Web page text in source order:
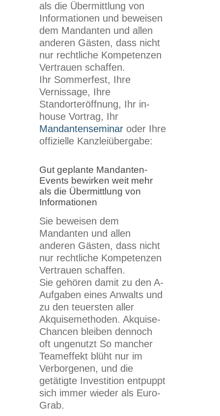
als die Übermittlung von
Informationen und beweisen
dem Mandanten und allen
anderen Gästen, dass nicht
nur rechtliche Kompetenzen
Vertrauen schaffen.
Ihr Sommerfest, Ihre
Vernissage, Ihre
Standorteröffnung, Ihr in-
house Vortrag, Ihr
Mandantenseminar oder Ihre
offizielle Kanzleiübergabe:
Gut geplante Mandanten-
Events bewirken weit mehr
als die Übermittlung von
Informationen
Sie beweisen dem
Mandanten und allen
anderen Gästen, dass nicht
nur rechtliche Kompetenzen
Vertrauen schaffen.
Sie gehören damit zu den A-
Aufgaben eines Anwalts und
zu den teuersten aller
Akquisemethoden. Akquise-
Chancen bleiben dennoch
oft ungenutzt So mancher
Teameffekt blüht nur im
Verborgenen, und die
getätigte Investition entpuppt
sich immer wieder als Euro-
Grab.